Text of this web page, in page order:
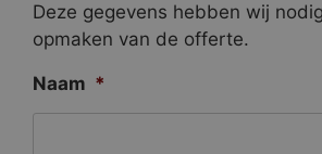
Deze gegevens hebben wij
opmaken van de offerte.
Naam *